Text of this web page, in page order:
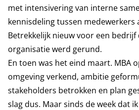
met intensivering van interne
kennisdeling tussen medewerkers
Betrekkelijk nieuw voor een
organisatie werd gerund.
En toen was het eind maart. MBA
omgeving verkend, ambitie
stakeholders betrokken en plan
slag dus. Maar sinds de week dat